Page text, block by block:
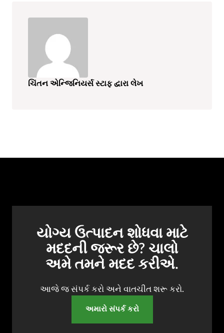
ચિંતન એન્જિનિયર્સ સ્ટાફ દ્વારા લેખ
યોગ્ય ઉત્પાદન શોધવા માટે
મદદની જરૂર છે? ચાલો
અમે તમને મદદ કરીએ.
આજે જ સંપર્ક કરો અને વાતચીત શરૂ કરો.
અમારો સંપર્ક કરો